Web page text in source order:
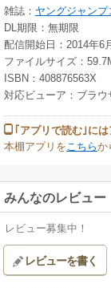
雑誌： ヤングジャンプ
DL期限：無期限
配信開始日：2014年6
ファイルサイズ：
ISBN：408876563X
対応ビューア：ブラウ
｢アプリで読む｣に
本棚アプリを こちらか
みんなのレビュー
レビュー募集中！
レビューを書く